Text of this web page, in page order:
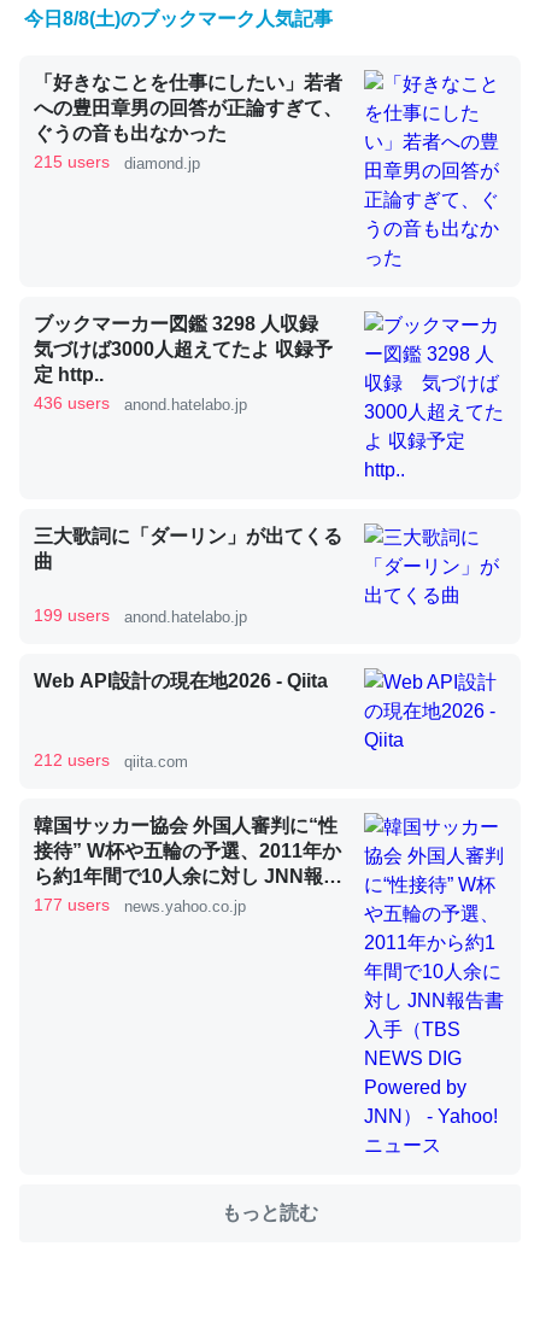
くらい。小説でいう「ずっと前の伏線」は回収されないけ
ど、短期記憶というには多い分量。進化すればするほど分
─GPTの仕組みと限界についての考察（１） - conceptualization
昆虫ってカルシウム少ないのか。知らんかった。調べたら
コオロギのカルシウム分はエビの600分の1程度。
─ニュース :: 【研究発表】昆虫学の大問題＝「昆虫はなぜ海にいな
論文では「淡水はカルシウムも酸素も不足してて両方に不
利だから両方が拮抗してるのでは」とあって面白い。海に
ずキチンを強化してる筈だが、酵素が違うのか？
─ニュース :: 【研究発表】昆虫学の大問題＝「昆虫はなぜ海にいな
これを元に考えるとカルシウムを大量に使う脊椎動物と貝
類は苦労してるんだな…。腹足類だと殻を無くしてナメク
─ニュース :: 【研究発表】昆虫学の大問題＝「昆虫はなぜ海にいな
ウチもEchoを実家に置いて４年。でたまに覗いてる。ぼ
位置情報を共有してる。電池残量や充電中かが分かるので
これ見て生きてるなって分かる。
今日8/8(土)のブックマーク人気記事
「好きなことを仕事にしたい」若者
への豊田章男の回答が正論すぎて、
ぐうの音も出なかった
215 users diamond.jp
ブックマーカー図鑑 3298 人収録
気づけば3000人超えてたよ 収録予
定 http..
436 users anond.hatelabo.jp
三大歌詞に「ダーリン」が出てくる
曲
199 users anond.hatelabo.jp
Web API設計の現在地2026 - Qiita
212 users qiita.com
韓国サッカー協会 外国人審判に“性
接待” W杯や五輪の予選、2011年か
ら約1年間で10人余に対し JNN報告
書入手（TBS NEWS DIG Powered
177 users news.yahoo.co.jp
もっと読む